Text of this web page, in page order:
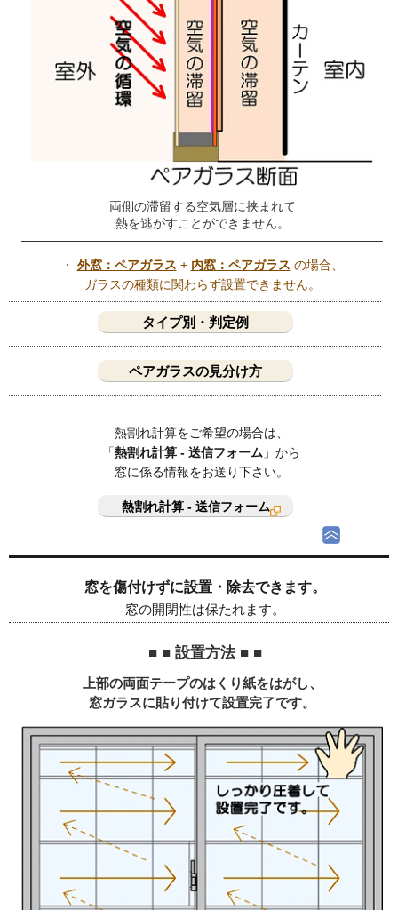
両側の滞留する空気層に挟まれて
熱を逃がすことができません。
・ 外窓：ペアガラス + 内窓：ペアガラス の場合、
ガラスの種類に関わらず設置できません。
タイプ別・判定例
ペアガラスの見分け方
熱割れ計算をご希望の場合は、
「熱割れ計算 - 送信フォーム 」から
窓に係る情報をお送り下さい。
熱割れ計算 - 送信フォーム
窓を傷付けずに設置・除去できます。
窓の開閉性は保たれます。
■ ■ 設置方法 ■ ■
上部の両面テープのはくり紙をはがし、
窓ガラスに貼り付けて設置完了です。